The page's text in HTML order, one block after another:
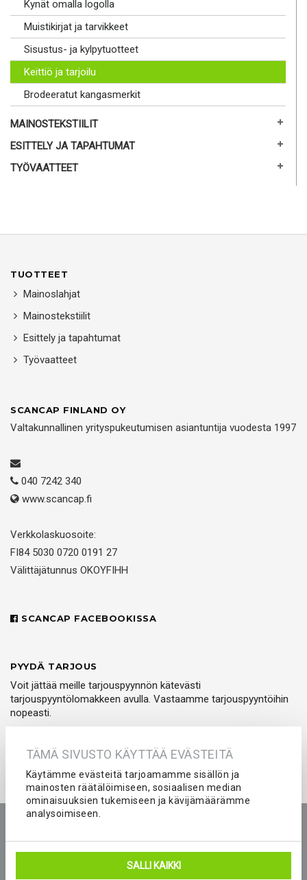
TÄMÄ SIVUSTO KÄYTTÄÄ EVÄSTEITÄ
Käytämme evästeitä tarjoamamme sisällön ja
mainosten räätälöimiseen, sosiaalisen median
ominaisuuksien tukemiseen ja kävijämäärämme
analysoimiseen.
SALLI KAIKKI
Kynät omalla logolla
Muistikirjat ja tarvikkeet
Sisustus- ja kylpytuotteet
Keittiö ja tarjoilu
Brodeeratut kangasmerkit
MAINOSTEKSTIILIT
ESITTELY JA TAPAHTUMAT
TYÖVAATTEET
TUOTTEET
Mainoslahjat
Mainostekstiilit
Esittely ja tapahtumat
Työvaatteet
SCANCAP FINLAND OY
Valtakunnallinen yrityspukeutumisen asiantuntija vuodesta 1997
040 7242 340
www.scancap.fi
Verkkolaskuosoite:
FI84 5030 0720 0191 27
Välittäjätunnus OKOYFIHH
SCANCAP FACEBOOKISSA
PYYDÄ TARJOUS
Voit jättää meille tarjouspyynnön kätevästi
tarjouspyyntölomakkeen avulla. Vastaamme tarjouspyyntöihin
nopeasti.
Tarjouspyyntö
Peliasut ja seura-asut joukkueelle
Blogi
Yhteystiedot